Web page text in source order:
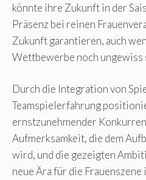
könnte ihre Zukunft in der
Präsenz bei reinen
Zukunft garantieren, auch
Wettbewerbe noch ungewiss
Durch die Integration von
Teamspielerfahrung
ernstzunehmender
Aufmerksamkeit, die dem
wird, und die gezeigten
neue Ära für die